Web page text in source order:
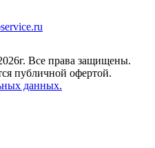
Все права защищены.
публичной офертой.
данных.